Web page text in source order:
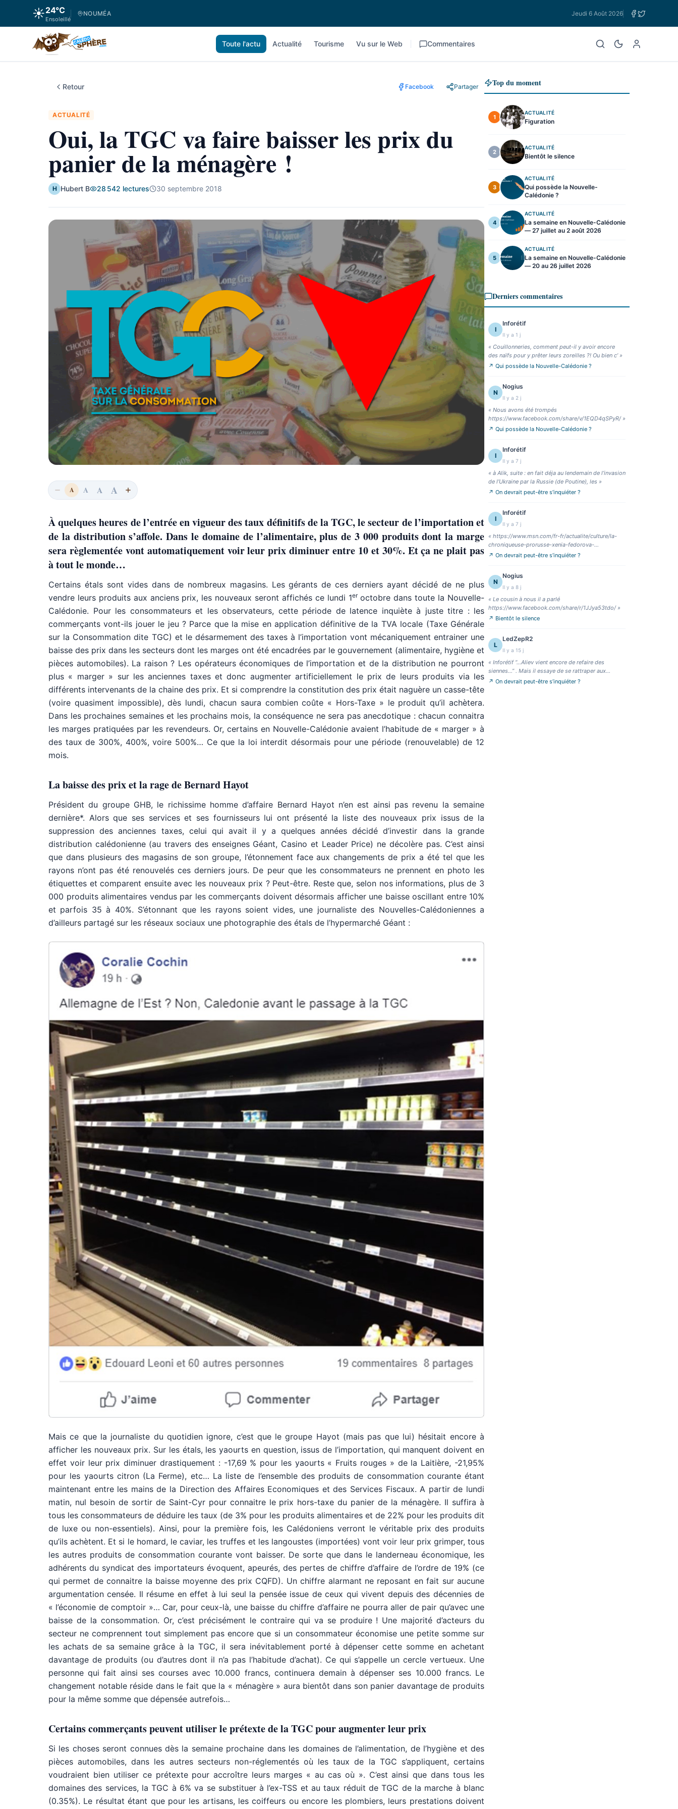
☀️24°C
Ensoleillé
NOUMÉA Jeudi 6 Août 2026
Toute l'actu Actualité Tourisme Vu sur le Web Commentaires
Retour Facebook Partager
ACTUALITÉ
Oui, la TGC va faire baisser les prix du
panier de la ménagère !
H Hubert B 28 542 lectures 30 septembre 2018
A A A A
À quelques heures de l’entrée en vigueur des taux définitifs de la TGC, le secteur de l’importation et
de la distribution s’affole. Dans le domaine de l’alimentaire, plus de 3 000 produits dont la marge
sera règlementée vont automatiquement voir leur prix diminuer entre 10 et 30%. Et ça ne plait pas
à tout le monde…
Certains étals sont vides dans de nombreux magasins. Les gérants de ces derniers ayant décidé de ne plus
vendre leurs produits aux anciens prix, les nouveaux seront affichés ce lundi 1eroctobre dans toute la Nouvelle-
Calédonie. Pour les consommateurs et les observateurs, cette période de latence inquiète à juste titre : les
commerçants vont-ils jouer le jeu ? Parce que la mise en application définitive de la TVA locale (Taxe Générale
sur la Consommation dite TGC) et le désarmement des taxes à l’importation vont mécaniquement entrainer une
baisse des prix dans les secteurs dont les marges ont été encadrées par le gouvernement (alimentaire, hygiène et
pièces automobiles). La raison ? Les opérateurs économiques de l’importation et de la distribution ne pourront
plus « marger » sur les anciennes taxes et donc augmenter artificiellement le prix de leurs produits via les
différents intervenants de la chaine des prix. Et si comprendre la constitution des prix était naguère un casse-tête
(voire quasiment impossible), dès lundi, chacun saura combien coûte « Hors-Taxe » le produit qu’il achètera.
Dans les prochaines semaines et les prochains mois, la conséquence ne sera pas anecdotique : chacun connaitra
les marges pratiquées par les revendeurs. Or, certains en Nouvelle-Calédonie avaient l’habitude de « marger » à
des taux de 300%, 400%, voire 500%… Ce que la loi interdit désormais pour une période (renouvelable) de 12
mois.
La baisse des prix et la rage de Bernard Hayot
Président du groupe GHB, le richissime homme d’affaire Bernard Hayot n’en est ainsi pas revenu la semaine
dernière*. Alors que ses services et ses fournisseurs lui ont présenté la liste des nouveaux prix issus de la
suppression des anciennes taxes, celui qui avait il y a quelques années décidé d’investir dans la grande
distribution calédonienne (au travers des enseignes Géant, Casino et Leader Price) ne décolère pas. C’est ainsi
que dans plusieurs des magasins de son groupe, l’étonnement face aux changements de prix a été tel que les
rayons n’ont pas été renouvelés ces derniers jours. De peur que les consommateurs ne prennent en photo les
étiquettes et comparent ensuite avec les nouveaux prix ? Peut-être. Reste que, selon nos informations, plus de 3
000 produits alimentaires vendus par les commerçants doivent désormais afficher une baisse oscillant entre 10%
et parfois 35 à 40%. S’étonnant que les rayons soient vides, une journaliste des Nouvelles-Calédoniennes a
d’ailleurs partagé sur les réseaux sociaux une photographie des étals de l’hypermarché Géant :
Mais ce que la journaliste du quotidien ignore, c’est que le groupe Hayot (mais pas que lui) hésitait encore à
afficher les nouveaux prix. Sur les étals, les yaourts en question, issus de l’importation, qui manquent doivent en
effet voir leur prix diminuer drastiquement : -17,69 % pour les yaourts « Fruits rouges » de la Laitière, -21,95%
pour les yaourts citron (La Ferme), etc… La liste de l’ensemble des produits de consommation courante étant
maintenant entre les mains de la Direction des Affaires Economiques et des Services Fiscaux. A partir de lundi
matin, nul besoin de sortir de Saint-Cyr pour connaitre le prix hors-taxe du panier de la ménagère. Il suffira à
tous les consommateurs de déduire les taux (de 3% pour les produits alimentaires et de 22% pour les produits dit
de luxe ou non-essentiels). Ainsi, pour la première fois, les Calédoniens verront le véritable prix des produits
qu’ils achètent. Et si le homard, le caviar, les truffes et les langoustes (importées) vont voir leur prix grimper, tous
les autres produits de consommation courante vont baisser. De sorte que dans le landerneau économique, les
adhérents du syndicat des importateurs évoquent, apeurés, des pertes de chiffre d’affaire de l’ordre de 19% (ce
qui permet de connaitre la baisse moyenne des prix CQFD). Un chiffre alarmant ne reposant en fait sur aucune
argumentation censée. Il résume en effet à lui seul la pensée issue de ceux qui vivent depuis des décennies de
« l’économie de comptoir »… Car, pour ceux-là, une baisse du chiffre d’affaire ne pourra aller de pair qu’avec une
baisse de la consommation. Or, c’est précisément le contraire qui va se produire ! Une majorité d’acteurs du
secteur ne comprennent tout simplement pas encore que si un consommateur économise une petite somme sur
les achats de sa semaine grâce à la TGC, il sera inévitablement porté à dépenser cette somme en achetant
davantage de produits (ou d’autres dont il n’a pas l’habitude d’achat). Ce qui s’appelle un cercle vertueux. Une
personne qui fait ainsi ses courses avec 10.000 francs, continuera demain à dépenser ses 10.000 francs. Le
changement notable réside dans le fait que la « ménagère » aura bientôt dans son panier davantage de produits
pour la même somme que dépensée autrefois…
Certains commerçants peuvent utiliser le prétexte de la TGC pour augmenter leur prix
Si les choses seront connues dès la semaine prochaine dans les domaines de l’alimentation, de l’hygiène et des
pièces automobiles, dans les autres secteurs non-réglementés où les taux de la TGC s’appliquent, certains
voudraient bien utiliser ce prétexte pour accroître leurs marges « au cas où ». C’est ainsi que dans tous les
domaines des services, la TGC à 6% va se substituer à l’ex-TSS et au taux réduit de TGC de la marche à blanc
(0.35%). Le résultat étant que pour les artisans, les coiffeurs ou encore les plombiers, leurs prestations doivent
Top du moment
1
ACTUALITÉ
Figuration
2
ACTUALITÉ
Bientôt le silence
3
ACTUALITÉ
Qui possède la Nouvelle-
Calédonie ?
4
ACTUALITÉ
La semaine en Nouvelle-Calédonie
— 27 juillet au 2 août 2026
5
ACTUALITÉ
La semaine en Nouvelle-Calédonie
— 20 au 26 juillet 2026
Derniers commentaires
I
Inforétif
Il y a 1 j
« Couillonneries, comment peut-il y avoir encore
des naïfs pour y prêter leurs zoreilles ?! Ou bien c’»
↗ Qui possède la Nouvelle-Calédonie ?
N
Nogius
Il y a 2 j
« Nous avons été trompés
https://www.facebook.com/share/v/1EQD4qSPyR/»
↗ Qui possède la Nouvelle-Calédonie ?
I
Inforétif
Il y a 7 j
« à Alik, suite : en fait déja au lendemain de l’invasion
de l’Ukraine par la Russie (de Poutine), les »
↗ On devrait peut-être s’inquiéter ?
I
Inforétif
Il y a 7 j
« https://www.msn.com/fr-fr/actualite/culture/la-
chroniqueuse-prorusse-xenia-fedorova-
vis%C3%A9e-en-fr »
↗ On devrait peut-être s’inquiéter ?
N
Nogius
Il y a 8 j
« Le cousin à nous il a parlé
https://www.facebook.com/share/r/1JJya53tdo/»
↗ Bientôt le silence
L
LedZepR2
Il y a 15 j
« Inforétif “…Aliev vient encore de refaire des
siennes…” . Mais il essaye de se rattraper aux
branche»
↗ On devrait peut-être s’inquiéter ?